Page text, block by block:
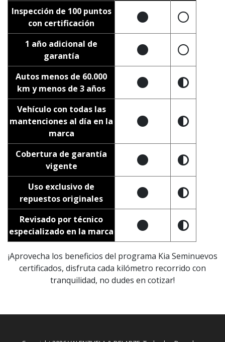
Inspección de 100 puntos
con certificación
1 año adicional de
garantía
Autos menos de 60.000
km y menos de 3 años
Vehículo con todas las
mantenciones al día en la
marca
Cobertura de garantía
vigente
Uso exclusivo de
repuestos originales
Revisado por técnico
especializado en la marca
¡Aprovecha los beneficios del programa Kia Seminuevos
certificados, disfruta cada kilómetro recorrido con
tranquilidad, no dudes en cotizar!